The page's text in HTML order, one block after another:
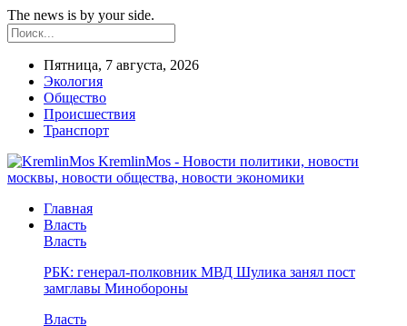
The news is by your side.
Пятница, 7 августа, 2026
Экология
Общество
Происшествия
Транспорт
KremlinMos - Новости политики, новости
москвы, новости общества, новости экономики
Главная
Власть
Власть
РБК: генерал-полковник МВД Шулика занял пост
замглавы Минобороны
Власть